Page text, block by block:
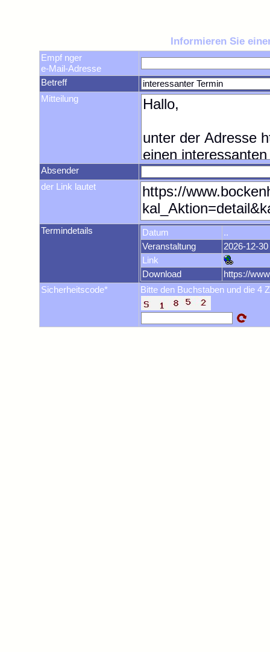
Informieren Sie
Empf nger
e-Mail-Adresse
Betreff
Mitteilung
Absender
der Link lautet
Termindetails Datum
..
Veranstaltung
2026-12-30
Link
Download
https://
Sicherheitscode*
Bitte den Buchstaben und die 4